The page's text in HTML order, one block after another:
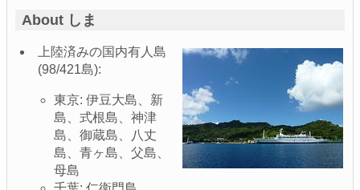
About しま
上陸済みの国内有人島
(98/421島):
東京: 伊豆大島、新
島、式根島、神津
島、御蔵島、八丈
島、青ヶ島、父島、
母島